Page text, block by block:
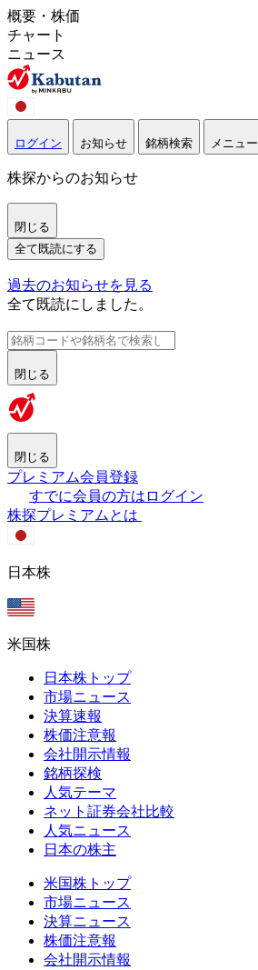
概要・株価
チャート
ニュース
ログイン お知らせ 銘柄検索 メニュー
株探からのお知らせ
閉じる
全て既読にする
過去のお知らせを見る
全て既読にしました。
閉じる
閉じる
プレミアム会員登録
すでに会員の方はログイン
株探プレミアムとは
日本株
米国株
日本株トップ
市場ニュース
決算速報
株価注意報
会社開示情報
銘柄探検
人気テーマ
ネット証券会社比較
人気ニュース
日本の株主
米国株トップ
市場ニュース
決算ニュース
株価注意報
会社開示情報